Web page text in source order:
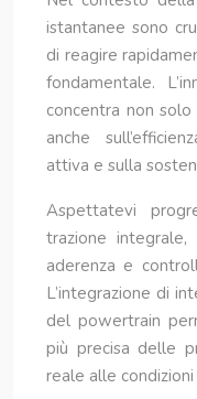
istantanee sono
di reagire
fondamentale.
concentra non
anche
attiva e sulla
Aspettatevi
trazione integrale,
aderenza e
L’integrazione di
del powertrain
più precisa delle
reale alle